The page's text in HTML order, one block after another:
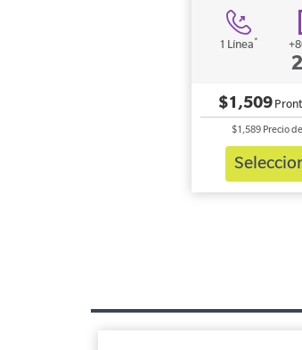
1 Línea*
$1,509
$1,589Precio